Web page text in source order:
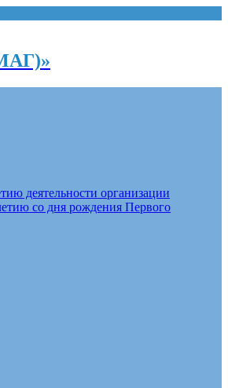
деятельности организации
со дня рождения Первого